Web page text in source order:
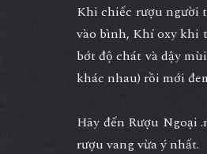
Khi chiếc rượu người
vào bình, Khí oxy khi
bớt độ chát và dậy
khác nhau) rồi mới
Hãy đến Rượu Ngoại
rượu vang vừa ý nhất.